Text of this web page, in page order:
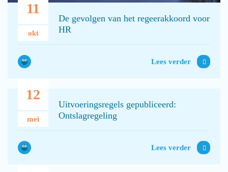
11
okt
De gevolgen van het regeerakkoord voor
HR
Lees verder
12
mei
Uitvoeringsregels gepubliceerd:
Ontslagregeling
Lees verder